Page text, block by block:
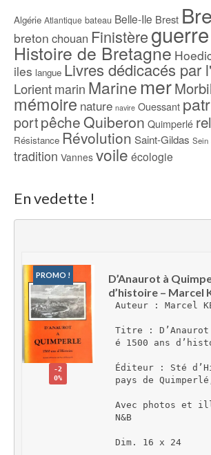
Algérie Atlantique bateau Belle-Ile Brest
breton chouan Finistèreguerre
Histoire de Bretagne
iles langue Livres dédicacés par
Lorientmarin Marine mer
mémoire nature navire Ouessant
portpêcheQuiberon Quimperlé
Résistance Révolution Saint-Gildas Sein
tradition Vannes voile écologie
En vedette !
PROMO !
-2
0%
D’Anaurot à
d’histoire – Marcel
Auteur : Marcel
Titre : D’Anaurot
é 1500 ans
Éditeur : Sté
pays de
Avec photos et
N&B
Dim. 16 x 24